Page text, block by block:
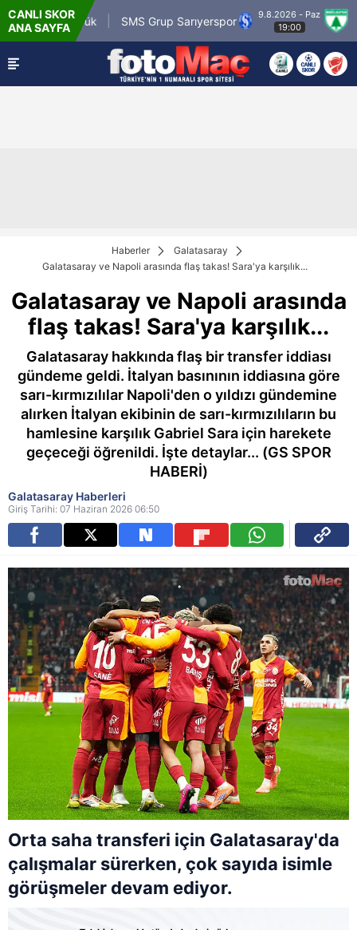
CANLI SKOR
ANA SAYFASMS Grup Sarıyerspor
9.8.2026 - Paz
19:00
Muğlaspor
Haberler
Galatasaray
Galatasaray ve Napoli arasında flaş takas! Sara'ya karşılık...
Galatasaray ve Napoli arasında
flaş takas! Sara'ya karşılık...
Galatasaray hakkında flaş bir transfer iddiası
gündeme geldi. İtalyan basınının iddiasına göre
sarı-kırmızılılar Napoli'den o yıldızı gündemine
alırken İtalyan ekibinin de sarı-kırmızılıların bu
hamlesine karşılık Gabriel Sara için harekete
geçeceği öğrenildi. İşte detaylar... (GS SPOR
HABERİ)
Galatasaray Haberleri
Giriş Tarihi: 07 Haziran 2026 06:50
Orta saha transferi için Galatasaray'da
çalışmalar sürerken, çok sayıda isimle
görüşmeler devam ediyor.